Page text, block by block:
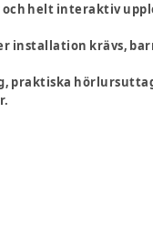
helt interaktiv
krävs,
praktiska